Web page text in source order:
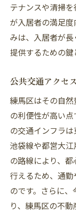
テナンスや清掃
が入居者の満足
みは、入居者が
提供するための鍵
公共交通アクセ
練馬区はその自
の利便性が高い
の交通インフラ
池袋線や都営大
の路線により、
行えるため、通
のです。さらに
り、練馬区の不